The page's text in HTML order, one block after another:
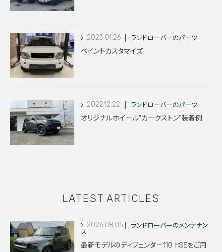
2023.01.26 ランドローバーのパーツ
ペイントカスタマイズ
2022.12.22 ランドローバーのパーツ
オリジナルホイール”カークストン”装着例
LATEST ARTICLES
2026.08.05
ランドローバーのメンテナン
ス
最新モデルのディフェンダー110 HSEをご用